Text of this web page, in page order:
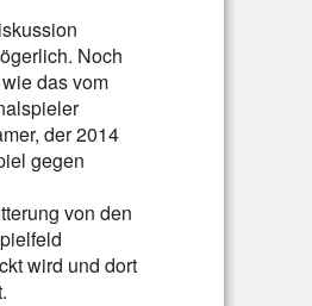
Noch
das vom
der 2014
gegen
von den
wird und dort